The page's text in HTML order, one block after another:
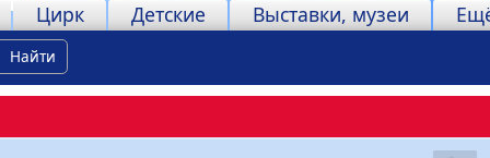
Цирк Детские Выставки, музеи
Найти